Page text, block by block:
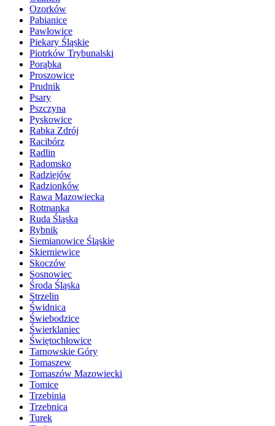
Ozorków
Pabianice
Pawłowice
Piekary Śląskie
Piotrków Trybunalski
Porąbka
Proszowice
Prudnik
Psary
Pszczyna
Pyskowice
Rabka Zdrój
Racibórz
Radlin
Radomsko
Radziejów
Radzionków
Rawa Mazowiecka
Rotmanka
Ruda Śląska
Rybnik
Siemianowice Śląskie
Skierniewice
Skoczów
Sosnowiec
Środa Śląska
Strzelin
Świdnica
Świebodzice
Świerklaniec
Świętochłowice
Tarnowskie Góry
Tomaszew
Tomaszów Mazowiecki
Tomice
Trzebinia
Trzebnica
Turek